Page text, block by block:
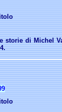
storie di Michel